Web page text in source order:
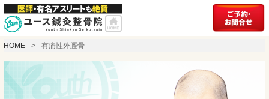
HOME 有痛性外脛骨